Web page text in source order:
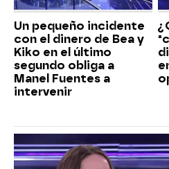
Un pequeño incidente
con el dinero de Bea y
Kiko en el último
segundo obliga a
Manel Fuentes a
intervenir